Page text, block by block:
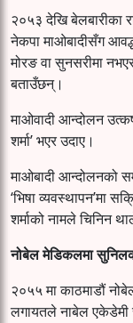
२०५३ देखि बेलबारीका
नेकपा माओबादीसँग
मोरङ वा सुनसरीमा
बताउँछन्।
माओवादी आन्दोलन
शर्मा’ भएर उदाए।
माओबादी आन्दोलनको
‘भिषा व्यवस्थापन’मा
शर्माको नामले चिनिन
नोबेल मेडिकलमा
२०५५ मा काठमाडौं
लगायतले नाबेल